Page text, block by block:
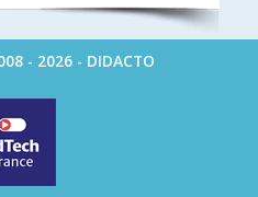
- 2026 - DIDACTO